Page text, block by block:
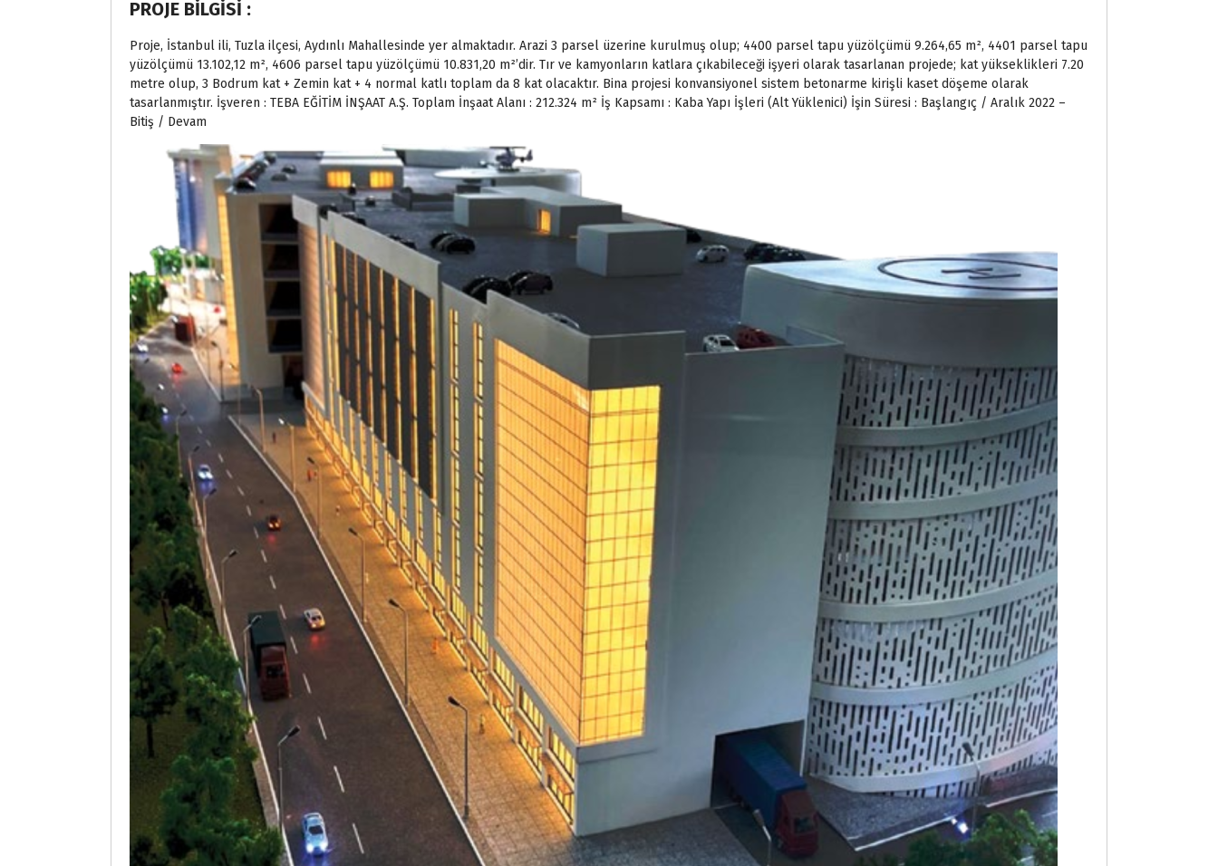
PROJE BİLGİSİ :
Proje, İstanbul ili, Tuzla ilçesi, Aydınlı Mahallesinde yer almaktadır. Arazi 3 parsel üzerine kurulmuş olup; 4400 parsel tapu yüzölçümü 9.264,65 m², 4401 parsel tapu
yüzölçümü 13.102,12 m², 4606 parsel tapu yüzölçümü 10.831,20 m²’dir. Tır ve kamyonların katlara çıkabileceği işyeri olarak tasarlanan projede; kat yükseklikleri 7.20
metre olup, 3 Bodrum kat + Zemin kat + 4 normal katlı toplam da 8 kat olacaktır. Bina projesi konvansiyonel sistem betonarme kirişli kaset döşeme olarak
tasarlanmıştır. İşveren : TEBA EĞİTİM İNŞAAT A.Ş. Toplam İnşaat Alanı : 212.324 m² İş Kapsamı : Kaba Yapı İşleri (Alt Yüklenici) İşin Süresi : Başlangıç / Aralık 2022 –
Bitiş / Devam